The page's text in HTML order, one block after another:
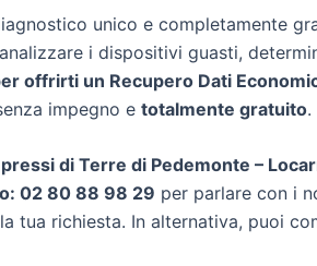
unico e completamente
i dispositivi guasti,
offrirti un Recupero Dati
impegno e totalmente gratuito.
di Terre di Pedemonte –
02 80 88 98 29 per parlare con i
tua richiesta. In alternativa, puoi